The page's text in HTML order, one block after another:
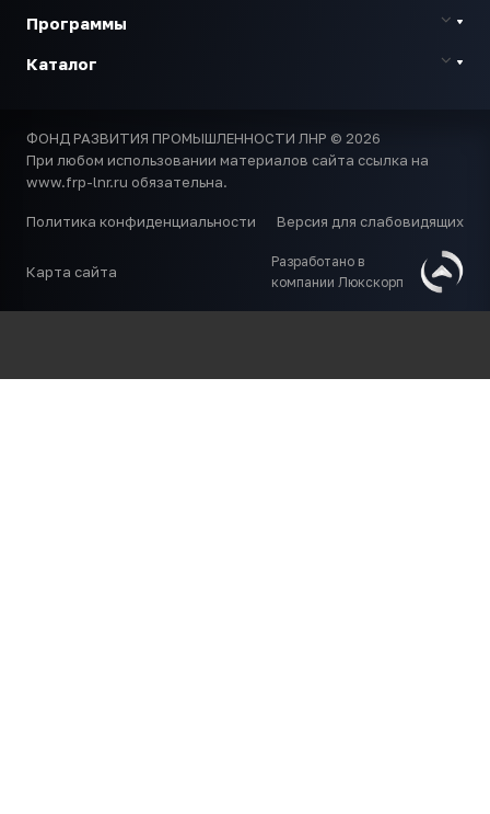
Программы
Каталог
ФОНД РАЗВИТИЯ ПРОМЫШЛЕННОСТИ ЛНР © 2026
При любом использовании материалов сайта ссылка на
www.frp-lnr.ru обязательна.
Политика конфиденциальности Версия для слабовидящих
Карта сайта
Разработано в
компании Люкскорп